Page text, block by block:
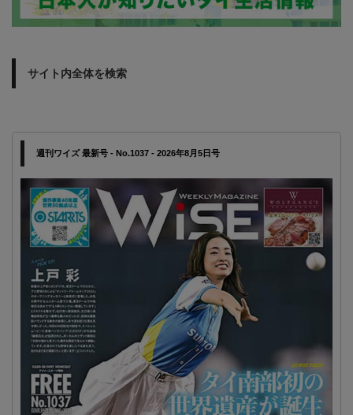
サイト内全体を検索
週刊ワイズ 最新号 - No.1037 - 2026年8月5日号